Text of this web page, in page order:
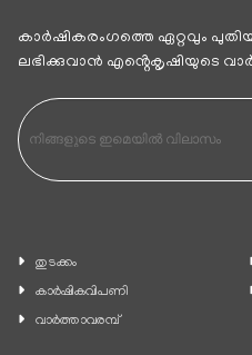
കാര്‍ഷികരംഗത്തെ ഏറ്റവും
ലഭിക്കുവാന്‍ എൻ്റെകൃഷിയുടെ
തുടക്കം
കാ‍ർഷികവിപണി
വാര്‍ത്താവരമ്പ്